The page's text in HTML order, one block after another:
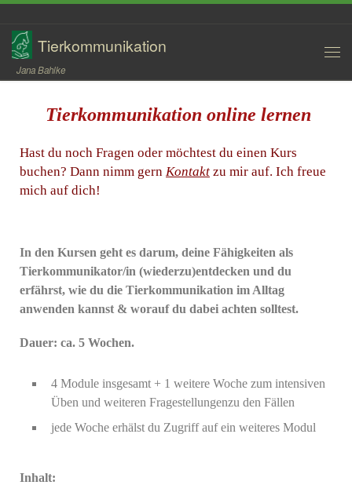
Tierkommunikation
Jana Bahlke
Tierkommunikation online lernen
Hast du noch Fragen oder möchtest du einen Kurs
buchen? Dann nimm gern Kontakt zu mir auf. Ich freue
mich auf dich!
In den Kursen geht es darum, deine Fähigkeiten als
Tierkommunikator/in (wiederzu)entdecken und du
erfährst, wie du die Tierkommunikation im Alltag
anwenden kannst & worauf du dabei achten solltest.
Dauer: ca. 5 Wochen.
4 Module insgesamt + 1 weitere Woche zum intensiven
Üben und weiteren Fragestellungenzu den Fällen
jede Woche erhälst du Zugriff auf ein weiteres Modul
Inhalt: